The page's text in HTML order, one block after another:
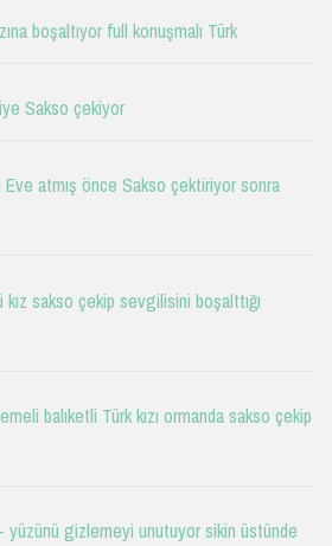
boşaltıyor full konuşmalı Türk
Sakso çekiyor
atmış önce Sakso çektiriyor sonra
sakso çekip sevgilisini boşalttığı
balıketli Türk kızı ormanda sakso çekip
gizlemeyi unutuyor sikin üstünde